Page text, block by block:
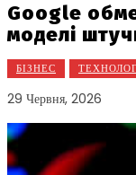
Google
моделі
БІЗНЕС
29 Червня, 2026